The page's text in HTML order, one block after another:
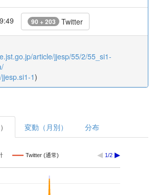
90 + 203 Twitter
article/jjesp/55/2/55_si1-
1)
変動（月別） 分布
Twitter (通常) 1/2